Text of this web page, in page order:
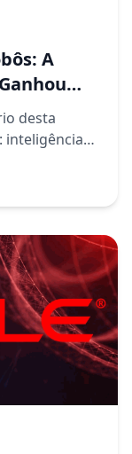
A
desta
inteligência